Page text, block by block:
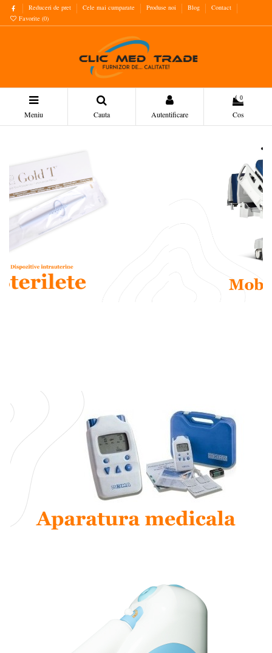
Reduceri de pret Cele mai cumparate Produse noi Blog
Contact
Favorite (0)
Meniu Cauta Autentificare
0
Cos